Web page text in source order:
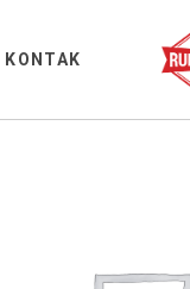
KONTAK